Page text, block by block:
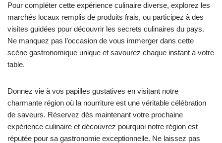
Pour compléter cette expérience culinaire diverse, explorez les
marchés locaux remplis de produits frais, ou participez à des
visites guidées pour découvrir les secrets culinaires du pays.
Ne manquez pas l’occasion de vous immerger dans cette
scène gastronomique unique et savourez chaque instant à votre
table.
Donnez vie à vos papilles gustatives en visitant notre
charmante région où la nourriture est une véritable célébration
de saveurs. Réservez dès maintenant votre prochaine
expérience culinaire et découvrez pourquoi notre région est
réputée pour sa gastronomie exceptionnelle. Ne laissez pas